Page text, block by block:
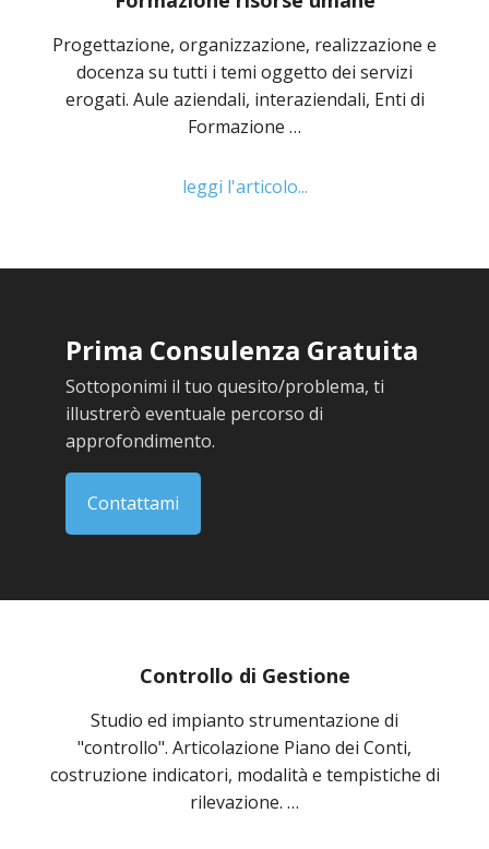
Progettazione, organizzazione, realizzazione e
docenza su tutti i temi oggetto dei servizi
erogati. Aule aziendali, interaziendali, Enti di
Formazione …
leggi l'articolo...
Prima Consulenza Gratuita
Sottoponimi il tuo quesito/problema, ti
illustrerò eventuale percorso di
approfondimento.
Contattami
Controllo di Gestione
Studio ed impianto strumentazione di
"controllo". Articolazione Piano dei Conti,
costruzione indicatori, modalità e tempistiche di
rilevazione. …